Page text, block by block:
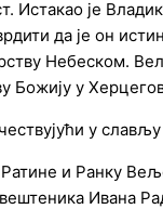
Истакао је
да је он
Небеском.
Божију у
у слављу
и Ранку